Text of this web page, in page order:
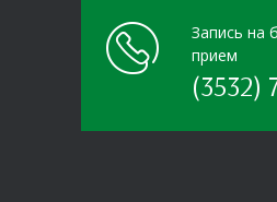
Запись на
прием
(3532)